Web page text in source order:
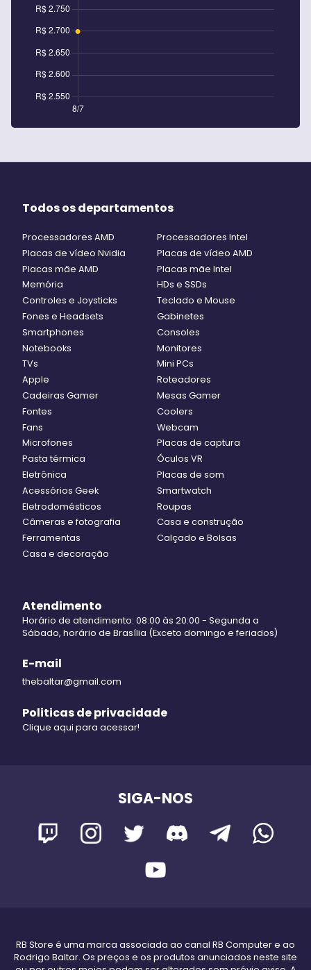
Todos os departamentos
Processadores AMD
Processadores Intel
Placas de vídeo Nvidia
Placas de vídeo AMD
Placas mãe AMD
Placas mãe Intel
Memória
HDs e SSDs
Controles e Joysticks
Teclado e Mouse
Fones e Headsets
Gabinetes
Smartphones
Consoles
Notebooks
Monitores
TVs
Mini PCs
Apple
Roteadores
Cadeiras Gamer
Mesas Gamer
Fontes
Coolers
Fans
Webcam
Microfones
Placas de captura
Pasta térmica
Óculos VR
Eletrônica
Placas de som
Acessórios Geek
Smartwatch
Eletrodomésticos
Roupas
Câmeras e fotografia
Casa e construção
Ferramentas
Calçado e Bolsas
Casa e decoração
Atendimento
Horário de atendimento: 08:00 às 20:00 - Segunda a
Sábado, horário de Brasília (Exceto domingo e feriados)
E-mail
thebaltar@gmail.com
Politicas de privacidade
Clique aqui para acessar!
SIGA-NOS
RB Store é uma marca associada ao canal RB Computer e ao
Rodrigo Baltar. Os preços e os produtos anunciados neste site